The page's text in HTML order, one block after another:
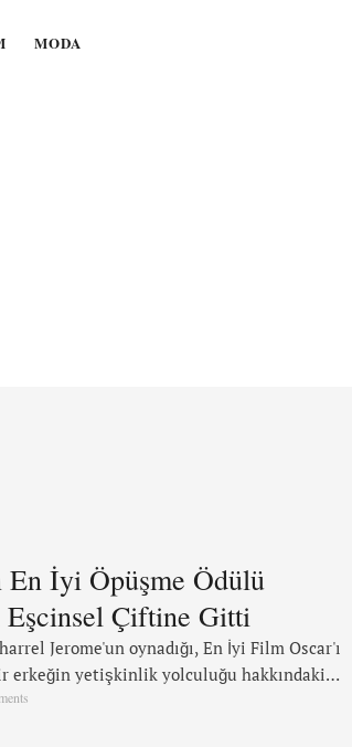
MODA
En İyi Öpüşme Ödülü
Eşcinsel Çiftine Gitti
Jerome'un oynadığı, En İyi Film Oscar'ı
erkeğin yetişkinlik yolculuğu hakkındaki
ödüle layık görüldü. Ödülünü alan